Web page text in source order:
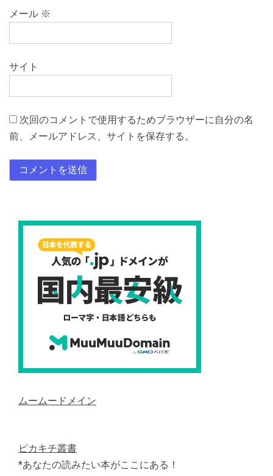
メール ※
サイト
次回のコメントで使用するためブラウザーに自分の名
前、メールアドレス、サイトを保存する。
ムームードメイン
ピカキチ叢書
*あなたの読みたい本がここにある！